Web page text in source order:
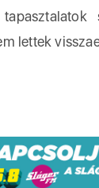
lettek